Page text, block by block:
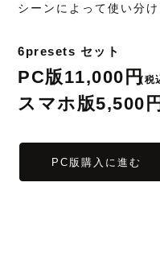
シーンによって使い分
6presets セット
PC版11,000円(税
スマホ版5,500
PC版購入に進む